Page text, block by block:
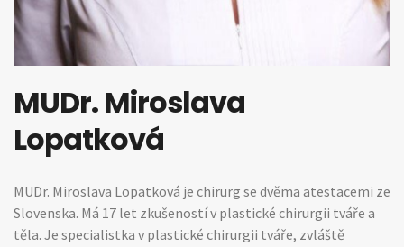
MUDr. Miroslava
Lopatková
MUDr. Miroslava Lopatková je chirurg se dvěma atestacemi ze
Slovenska. Má 17 let zkušeností v plastické chirurgii tváře a
těla. Je specialistka v plastické chirurgii tváře, zvláště